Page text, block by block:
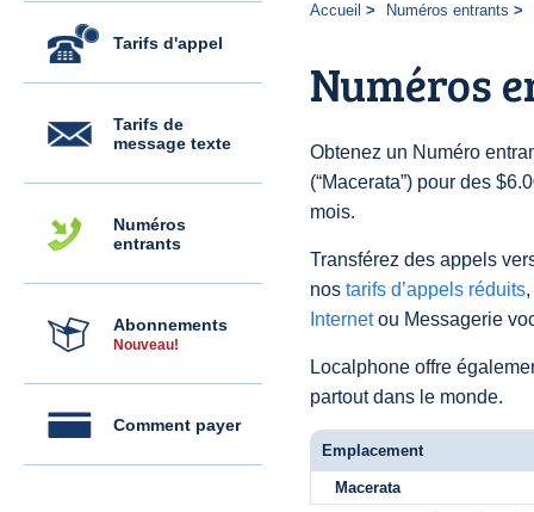
Tarifs d'appel
Tarifs de
message texte
Numéros
entrants
Abonnements
Nouveau!
Comment payer
Accueil Numéros entrants
Numéros
Obtenez un Numéro
(“Macerata”) pour des
mois.
Transférez des appels
nos tarifs d’appels réduits
Internetou Messagerie
Localphone offre
partout dans le monde.
Emplacement
Macerata